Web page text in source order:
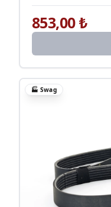
853,00₺
🏭Swag